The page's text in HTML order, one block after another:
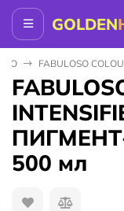
GOLDEN
FABULOSO
500 мл